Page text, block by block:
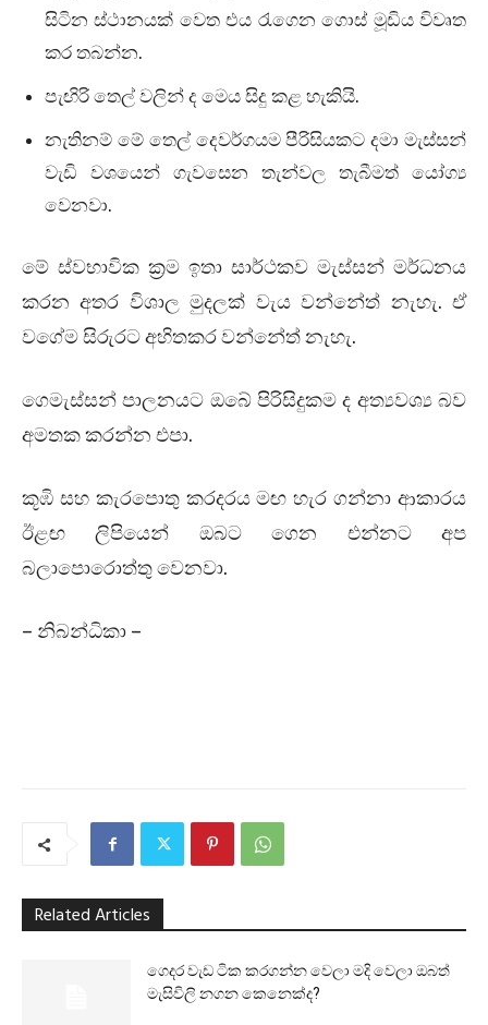
සිටින ස්ථානයක් වෙත එය රැගෙන ගොස් මූඩිය විවෘත
කර තබන්න.
පැඟිරි තෙල් වලින් ද මෙය සිදු කළ හැකියි.
නැතිනම් මේ තෙල් දෙවර්ගයම පීරිසියකට දමා මැස්සන්
වැඩි වශයෙන් ගැවසෙන තැන්වල තැබීමත් යෝග්‍ය
වෙනවා.
මේ ස්වභාවික ක්‍රම ඉතා සාර්ථකව මැස්සන් මර්ධනය
කරන අතර විශාල මුදලක් වැය වන්නේත් නැහැ. ඒ
වගේම සිරුරට අහිතකර වන්නේත් නැහැ.
ගෙමැස්සන් පාලනයට ඔබේ පිරිසිදුකම ද අත්‍යවශ්‍ය බව
අමතක කරන්න එපා.
කූඹි සහ කැරපොතු කරදරය මඟ හැර ගන්නා ආකාරය
ඊළඟ ලිපියෙන් ඔබට ගෙන එන්නට අප
බලාපොරොත්තු වෙනවා.
– නිබන්ධිකා –
Related Articles
ගෙදර වැඩ ටික කරගන්න වෙලා මදි වෙලා ඔබත්
මැසිවිලි නගන කෙනෙක්ද?